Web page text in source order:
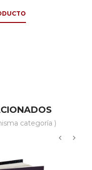
categoría )